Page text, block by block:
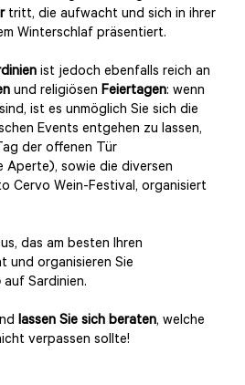
tritt, die aufwacht und sich in ihrer
Winterschlaf präsentiert.
ist jedoch ebenfalls reich an
und religiösen Feiertagen: wenn
ist es unmöglich Sie sich die
Events entgehen zu lassen,
der offenen Tür
Aperte), sowie die diversen
Cervo Wein-Festival, organisiert
das am besten Ihren
und organisieren Sie
auf Sardinien.
lassen Sie sich beraten, welche
verpassen sollte!